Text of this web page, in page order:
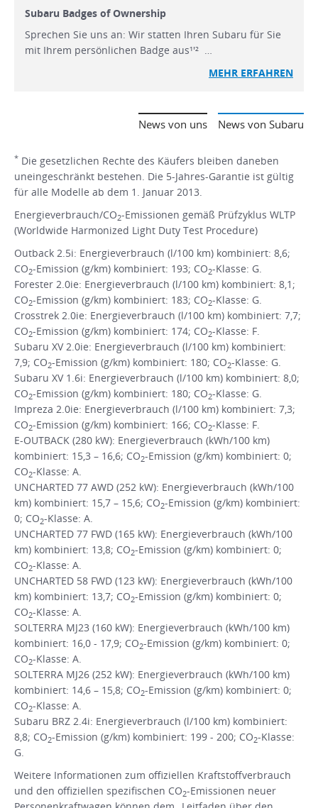
Subaru Badges of Ownership
Sprechen Sie uns an: Wir statten Ihren Subaru für Sie
mit Ihrem persönlichen Badge aus¹'² …
MEHR ERFAHREN
News von Subaru
News von uns
* Die gesetzlichen Rechte des Käufers bleiben daneben
uneingeschränkt bestehen. Die 5-Jahres-Garantie ist gültig
für alle Modelle ab dem 1. Januar 2013.
Energieverbrauch/CO2-Emissionen gemäß Prüfzyklus WLTP
(Worldwide Harmonized Light Duty Test Procedure)
Outback 2.5i: Energieverbrauch (l/100 km) kombiniert: 8,6;
CO2-Emission (g/km) kombiniert: 193; CO2-Klasse: G.
Forester 2.0ie: Energieverbrauch (l/100 km) kombiniert: 8,1;
CO2-Emission (g/km) kombiniert: 183; CO2-Klasse: G.
Crosstrek 2.0ie: Energieverbrauch (l/100 km) kombiniert: 7,7;
CO2-Emission (g/km) kombiniert: 174; CO2-Klasse: F.
Subaru XV 2.0ie: Energieverbrauch (l/100 km) kombiniert:
7,9; CO2-Emission (g/km) kombiniert: 180; CO2-Klasse: G.
Subaru XV 1.6i: Energieverbrauch (l/100 km) kombiniert: 8,0;
CO2-Emission (g/km) kombiniert: 180; CO2-Klasse: G.
Impreza 2.0ie: Energieverbrauch (l/100 km) kombiniert: 7,3;
CO2-Emission (g/km) kombiniert: 166; CO2-Klasse: F.
E-OUTBACK (280 kW): Energieverbrauch (kWh/100 km)
kombiniert: 15,3 – 16,6; CO2-Emission (g/km) kombiniert: 0;
CO2-Klasse: A.
UNCHARTED 77 AWD (252 kW): Energieverbrauch (kWh/100
km) kombiniert: 15,7 – 15,6; CO2-Emission (g/km) kombiniert:
0; CO2-Klasse: A.
UNCHARTED 77 FWD (165 kW): Energieverbrauch (kWh/100
km) kombiniert: 13,8; CO2-Emission (g/km) kombiniert: 0;
CO2-Klasse: A.
UNCHARTED 58 FWD (123 kW): Energieverbrauch (kWh/100
km) kombiniert: 13,7; CO2-Emission (g/km) kombiniert: 0;
CO2-Klasse: A.
SOLTERRA MJ23 (160 kW): Energieverbrauch (kWh/100 km)
kombiniert: 16,0 - 17,9; CO2-Emission (g/km) kombiniert: 0;
CO2-Klasse: A.
SOLTERRA MJ26 (252 kW): Energieverbrauch (kWh/100 km)
kombiniert: 14,6 – 15,8; CO2-Emission (g/km) kombiniert: 0;
CO2-Klasse: A.
Subaru BRZ 2.4i: Energieverbrauch (l/100 km) kombiniert:
8,8; CO2-Emission (g/km) kombiniert: 199 - 200; CO2-Klasse:
G.
Weitere Informationen zum offiziellen Kraftstoffverbrauch
und den offiziellen spezifischen CO2-Emissionen neuer